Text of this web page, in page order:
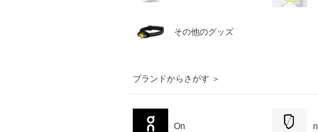
その他のグッズ
ブランドからさがす ＞
On